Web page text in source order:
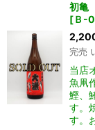
初亀
[Ｂ-
完売
当店
魚凧
鰹、
す。
す。